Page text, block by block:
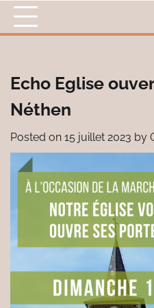
Skip
content
Echo Eglise
Néthen
Posted on 15 juillet 2023 by